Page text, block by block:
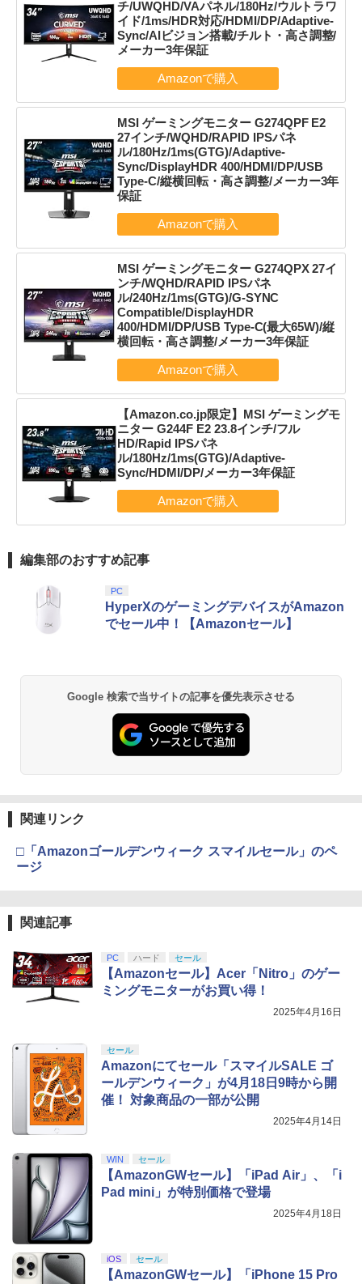
チ/UWQHD/VAパネル/180Hz/ウルトラワ
イド/1ms/HDR対応/HDMI/DP/Adaptive-
Sync/AIビジョン搭載/チルト・高さ調整/
メーカー3年保証
MSI ゲーミングモニター G274QPF E2
27インチ/WQHD/RAPID IPSパネ
ル/180Hz/1ms(GTG)/Adaptive-
Sync/DisplayHDR 400/HDMI/DP/USB
Type-C/縦横回転・高さ調整/メーカー3年
保証
MSI ゲーミングモニター G274QPX 27イ
ンチ/WQHD/RAPID IPSパネ
ル/240Hz/1ms(GTG)/G-SYNC
Compatible/DisplayHDR
400/HDMI/DP/USB Type-C(最大65W)/縦
横回転・高さ調整/メーカー3年保証
【Amazon.co.jp限定】MSI ゲーミングモ
ニター G244F E2 23.8インチ/フル
HD/Rapid IPSパネ
ル/180Hz/1ms(GTG)/Adaptive-
Sync/HDMI/DP/メーカー3年保証
編集部のおすすめ記事
PC
HyperXのゲーミングデバイスがAmazon
でセール中！【Amazonセール】
Google 検索で当サイトの記事を優先表示させる
関連リンク
□「Amazonゴールデンウィーク スマイルセール」のペ
ージ
関連記事
PC ハード セール
【Amazonセール】Acer「Nitro」のゲー
ミングモニターがお買い得！
2025年4月16日
セール
Amazonにてセール「スマイルSALE ゴ
ールデンウィーク」が4月18日9時から開
催！ 対象商品の一部が公開
2025年4月14日
WIN セール
【AmazonGWセール】「iPad Air」、「i
Pad mini」が特別価格で登場
2025年4月18日
iOS セール
【AmazonGWセール】「iPhone 15 Pro